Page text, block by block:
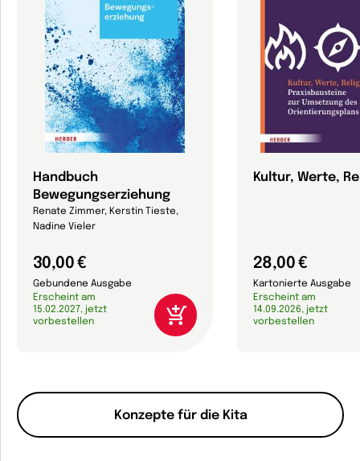
Konzepte für die Kita
Handbuch
Bewegungserziehung
Renate Zimmer, Kerstin Tieste,
Nadine Vieler
30,00 €
Gebundene Ausgabe
Erscheint am
15.02.2027, jetzt
vorbestellen
Kultur, Werte,
28,00 €
Kartonierte Ausgabe
Erscheint am
14.09.2026, jetzt
vorbestellen